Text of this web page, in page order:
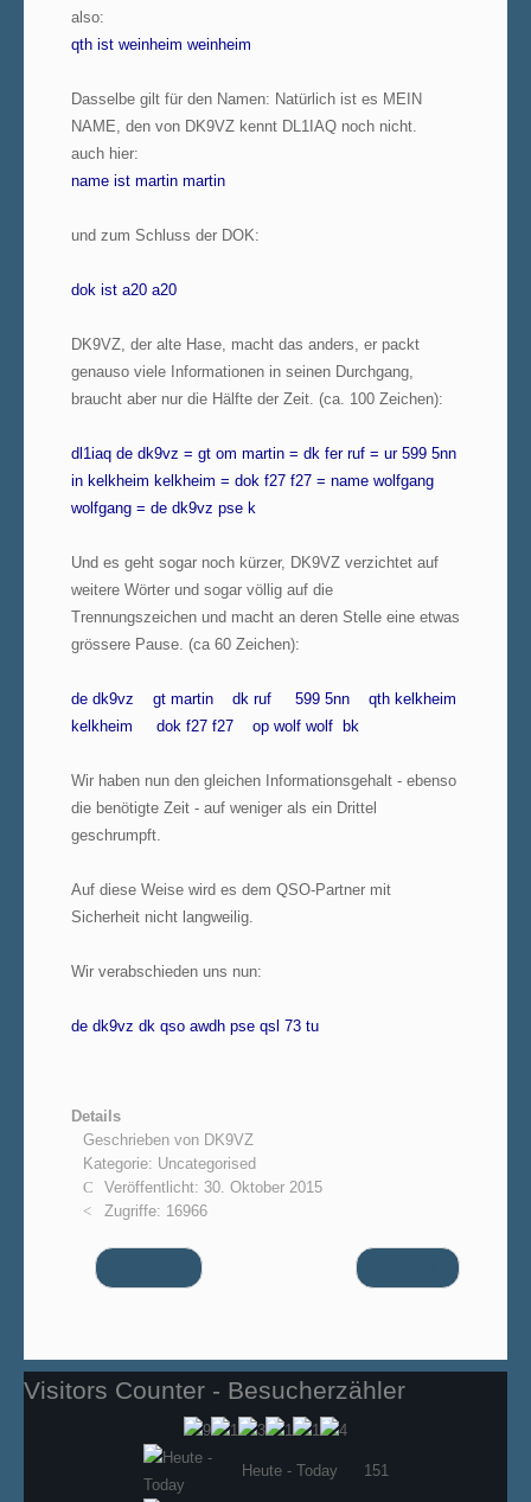
also:
qth ist weinheim weinheim
Dasselbe gilt für den Namen: Natürlich ist es MEIN
NAME, den von DK9VZ kennt DL1IAQ noch nicht.
auch hier:
name ist martin martin
und zum Schluss der DOK:
dok ist a20 a20
DK9VZ, der alte Hase, macht das anders, er packt
genauso viele Informationen in seinen Durchgang,
braucht aber nur die Hälfte der Zeit. (ca. 100 Zeichen):
dl1iaq de dk9vz = gt om martin = dk fer ruf = ur 599 5nn
in kelkheim kelkheim = dok f27 f27 = name wolfgang
wolfgang = de dk9vz pse k
Und es geht sogar noch kürzer, DK9VZ verzichtet auf
weitere Wörter und sogar völlig auf die
Trennungszeichen und macht an deren Stelle eine etwas
grössere Pause. (ca 60 Zeichen):
de dk9vz gt martin dk ruf 599 5nn qth kelkheim
kelkheim dok f27 f27 op wolf wolf bk
Wir haben nun den gleichen Informationsgehalt - ebenso
die benötigte Zeit - auf weniger als ein Drittel
geschrumpft.
Auf diese Weise wird es dem QSO-Partner mit
Sicherheit nicht langweilig.
Wir verabschieden uns nun:
de dk9vz dk qso awdh pse qsl 73 tu
Details
Geschrieben von DK9VZ
Kategorie: Uncategorised
Veröffentlicht: 30. Oktober 2015
Zugriffe: 16966
Visitors Counter - Besucherzähler
Heute - Today 151